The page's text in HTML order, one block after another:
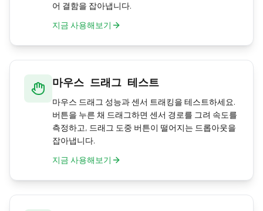
어 결함을 잡아냅니다.
지금 사용해보기
마우스 드래그 테스트
마우스 드래그 성능과 센서 트래킹을 테스트하세요.
버튼을 누른 채 드래그하면 센서 경로를 그려 속도를
측정하고, 드래그 도중 버튼이 떨어지는 드롭아웃을
잡아냅니다.
지금 사용해보기